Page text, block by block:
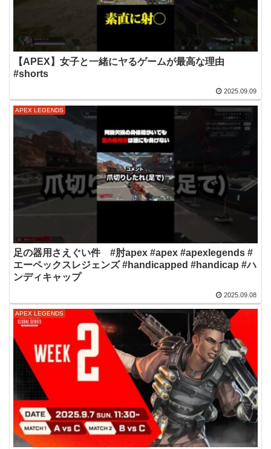
【APEX】女子と一緒にヤるゲームが最高な理由
#shorts
2025.09.09
APEX LEGENDS
足の器用さえぐい件 #肘apex #apex #apexlegends #
エーペックスレジェンズ #handicapped #handicap #ハ
ンディキャップ
2025.09.08
APEX LEGENDS